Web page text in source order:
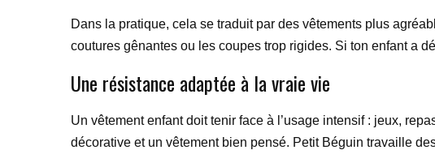
Dans la pratique, cela se traduit par des vêtements plus
coutures gênantes ou les coupes trop rigides. Si ton enfant a
Une résistance adaptée à la vraie vie
Un vêtement enfant doit tenir face à l’usage intensif : jeux,
décorative et un vêtement bien pensé. Petit Béguin travaille